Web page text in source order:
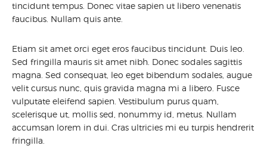
tincidunt tempus. Donec vitae sapien ut libero venenatis
faucibus. Nullam quis ante.
Etiam sit amet orci eget eros faucibus tincidunt. Duis leo.
Sed fringilla mauris sit amet nibh. Donec sodales sagittis
magna. Sed consequat, leo eget bibendum sodales, augue
velit cursus nunc, quis gravida magna mi a libero. Fusce
vulputate eleifend sapien. Vestibulum purus quam,
scelerisque ut, mollis sed, nonummy id, metus. Nullam
accumsan lorem in dui. Cras ultricies mi eu turpis hendrerit
fringilla.